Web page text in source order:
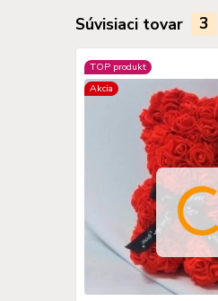
Súvisiaci tovar 3
TOP produkt
Akcia